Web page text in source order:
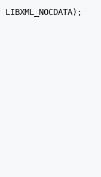
LIBXML_NOCDATA);